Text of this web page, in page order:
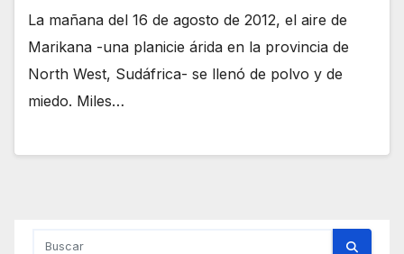
La mañana del 16 de agosto de 2012, el aire de
Marikana -una planicie árida en la provincia de
North West, Sudáfrica- se llenó de polvo y de
miedo. Miles…